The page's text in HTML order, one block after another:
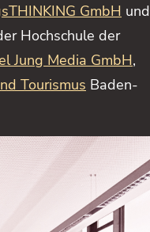
GmbH und
Hochschule der
Jung Media GmbH,
Tourismus Baden-